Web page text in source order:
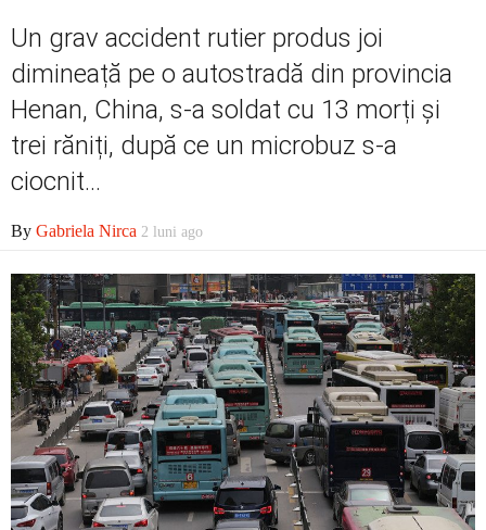
Externe
Social
Economic
Contact
Un grav accident rutier produs joi
dimineață pe o autostradă din provincia
Henan, China, s-a soldat cu 13 morți și
trei răniți, după ce un microbuz s-a
ciocnit...
By Gabriela Nirca 2 luni ago